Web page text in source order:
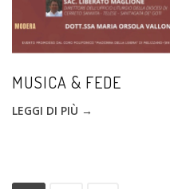
MUSICA & FEDE
LEGGI DI PIÙ →